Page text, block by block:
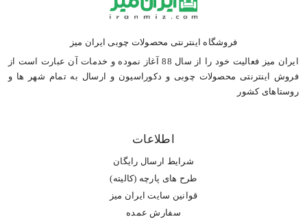
فروشگاه اینترنتی محصولات چوبی ایران میز
ایران میز فعالیت خود را از سال 88 آغاز نموده و خدمات آن عبارت است از
فروش اینترنتی محصولات چوبی و دکوراسیون و ارسال به تمام شهر ها و
روستاهای کشور
اطلاعات
شرایط ارسال رایگان
طرح های پارچه (کالیته)
قوانین سایت ایران میز
سفارش عمده